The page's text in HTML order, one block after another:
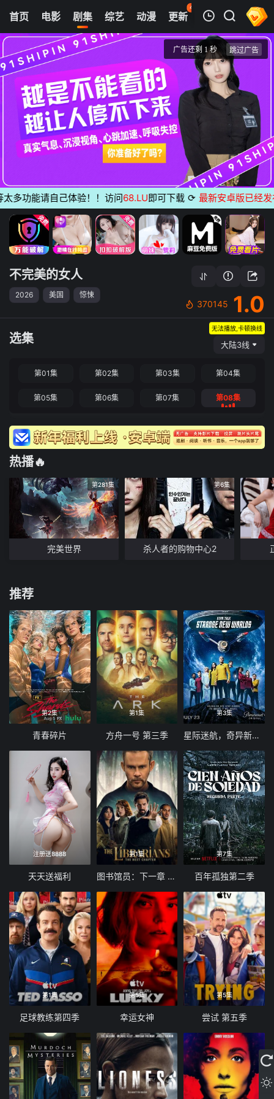
首页 电影 剧集 综艺 动漫 更新
46
热榜 APP
我的观影记录
第08集
不完美的女人
清空
能请自己体验！！访问 68.LU即可下载 ⟳ 最新安卓版已经发布无
不完美的女人
2026 美国 惊悚
370145 1.0
选集
无法播放,卡顿换线
大陆3线
第01集 第02集 第03集 第04集
第05集 第06集 第07集 第08集
热播🔥
第281集
完美世界
第6集
杀人者的购物中心2
推荐
第2集
青春碎片
第1集
方舟一号 第三季
第3集
星际迷航，奇异新世界第四季
注册送8888
天天送福利
第1集
图书馆员：下一章 第二季
第7集
百年孤独第二季
第1集
足球教练第四季
第5集
幸运女神
第5集
尝试 第五季